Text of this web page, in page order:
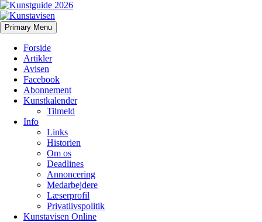
Kunstavisen
Search
Primary Menu Skip
to
Forside
Artikler
Avisen
Facebook
Abonnement
Kunstkalender
Tilmeld
Info
Links
Historien
Om os
Deadlines
Annoncering
Medarbejdere
Læserprofil
Privatlivspolitik
Kunstavisen Online